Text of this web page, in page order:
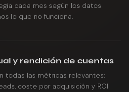
cada mes según los datos
lo que no funciona.
y rendición de cuentas
todas las métricas relevantes:
coste por adquisición y ROI